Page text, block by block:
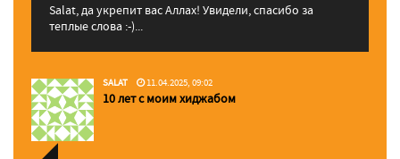
Salat, да укрепит вас Аллаx! Увидели, спасибо за
теплые слова :-)...
SALAT 11.04.2025, 09:02
10 лет с моим хиджабом